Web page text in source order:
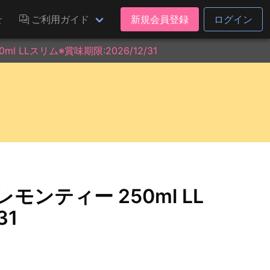
ご利用ガイド 新規会員登録 ログイン
LLスリム※賞味期限:2026/12/31
モンティー 250ml LL